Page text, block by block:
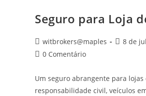
Seguro para Loja
witbrokers@maples 8 de
0 Comentário
Um seguro abrangente para
responsabilidade civil, veículos